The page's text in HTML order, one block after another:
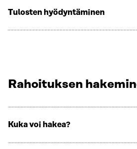
Tulosten hyödyntäminen
Rahoituksen
Kuka voi hakea?